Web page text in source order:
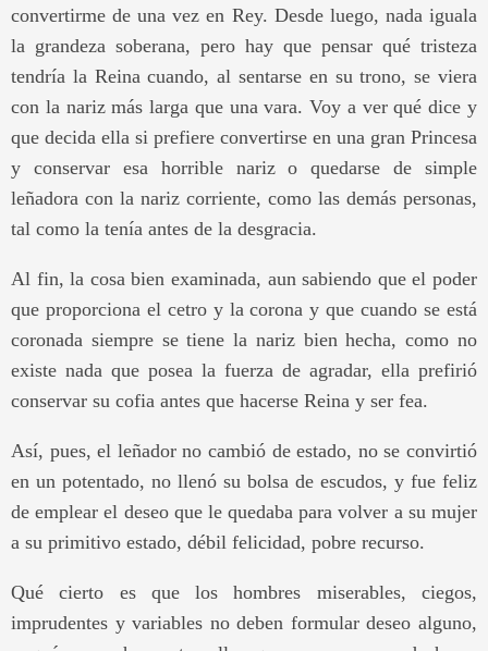
convertirme de una vez en Rey. Desde luego, nada iguala
la grandeza soberana, pero hay que pensar qué tristeza
tendría la Reina cuando, al sentarse en su trono, se viera
con la nariz más larga que una vara. Voy a ver qué dice y
que decida ella si prefiere convertirse en una gran Princesa
y conservar esa horrible nariz o quedarse de simple
leñadora con la nariz corriente, como las demás personas,
tal como la tenía antes de la desgracia.
Al fin, la cosa bien examinada, aun sabiendo que el poder
que proporciona el cetro y la corona y que cuando se está
coronada siempre se tiene la nariz bien hecha, como no
existe nada que posea la fuerza de agradar, ella prefirió
conservar su cofia antes que hacerse Reina y ser fea.
Así, pues, el leñador no cambió de estado, no se convirtió
en un potentado, no llenó su bolsa de escudos, y fue feliz
de emplear el deseo que le quedaba para volver a su mujer
a su primitivo estado, débil felicidad, pobre recurso.
Qué cierto es que los hombres miserables, ciegos,
imprudentes y variables no deben formular deseo alguno,